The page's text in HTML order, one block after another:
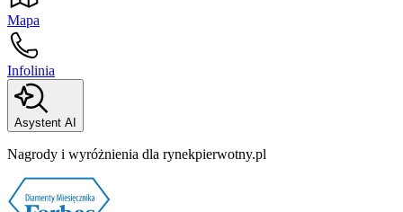
Mapa
Infolinia
Asystent AI
Nagrody i wyróżnienia dla rynekpierwotny.pl